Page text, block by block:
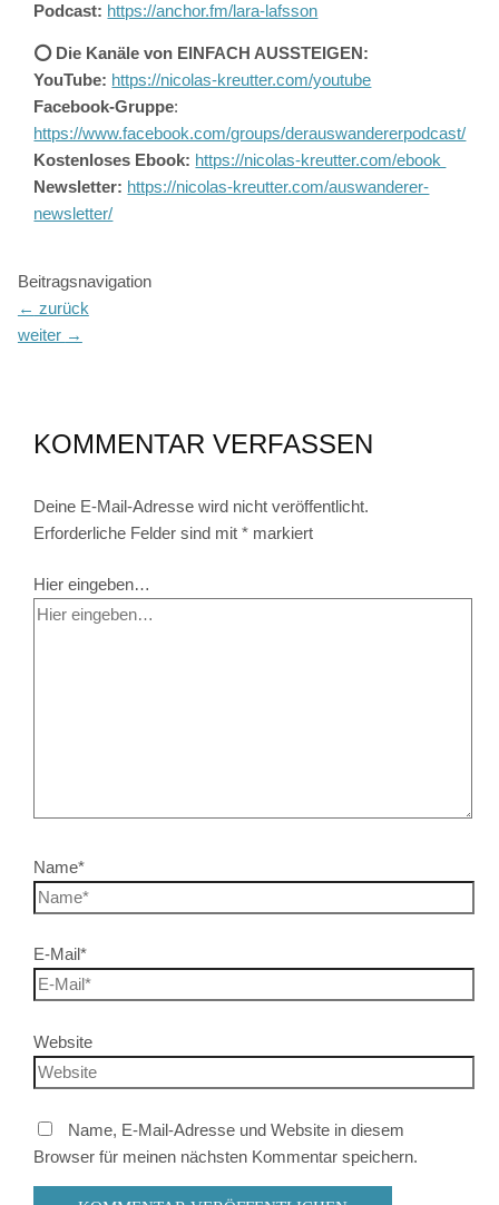
Podcast: https://anchor.fm/lara-lafsson
⭕️ Die Kanäle von EINFACH AUSSTEIGEN:
YouTube: https://nicolas-kreutter.com/youtube
Facebook-Gruppe:
https://www.facebook.com/groups/derauswandererpodcast/
Kostenloses Ebook: https://nicolas-kreutter.com/ebook
Newsletter: https://nicolas-kreutter.com/auswanderer-
newsletter/
Beitragsnavigation
← zurück
weiter →
KOMMENTAR VERFASSEN
Deine E-Mail-Adresse wird nicht veröffentlicht.
Erforderliche Felder sind mit* markiert
Hier eingeben…
Name*
E-Mail*
Website
Name, E-Mail-Adresse und Website in diesem
Browser für meinen nächsten Kommentar speichern.